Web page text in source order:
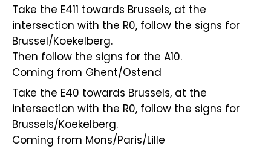
Take the E411 towards Brussels, at the
intersection with the R0, follow the signs for
Brussel/Koekelberg.
Then follow the signs for the A10.
Coming from Ghent/Ostend
Take the E40 towards Brussels, at the
intersection with the R0, follow the signs for
Brussels/Koekelberg.
Coming from Mons/Paris/Lille